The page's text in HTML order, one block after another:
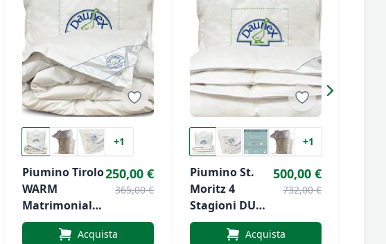
+1
Piumino Tirolo
WARM
Matrimoniale
Di Daunex
250,00 €
365,00 €
Acquista
+1
Piumino St.
Moritz 4
Stagioni DUO
Extra Lungo
500,00 €
732,00 €
Acquista